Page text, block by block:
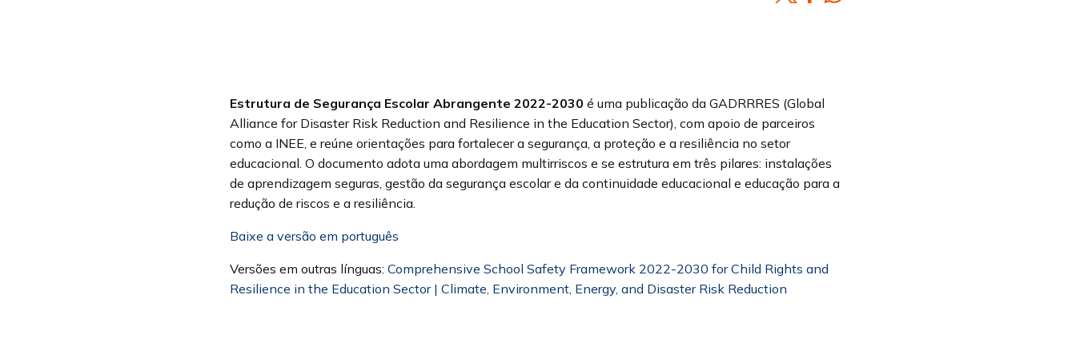
Estrutura de Segurança Escolar Abrangente 2022-2030 é uma publicação da GADRRRES (Global
Alliance for Disaster Risk Reduction and Resilience in the Education Sector), com apoio de parceiros
como a INEE, e reúne orientações para fortalecer a segurança, a proteção e a resiliência no setor
educacional. O documento adota uma abordagem multirriscos e se estrutura em três pilares: instalações
de aprendizagem seguras, gestão da segurança escolar e da continuidade educacional e educação para a
redução de riscos e a resiliência.
Baixe a versão em português
Versões em outras línguas: Comprehensive School Safety Framework 2022-2030 for Child Rights and
Resilience in the Education Sector | Climate, Environment, Energy, and Disaster Risk Reduction